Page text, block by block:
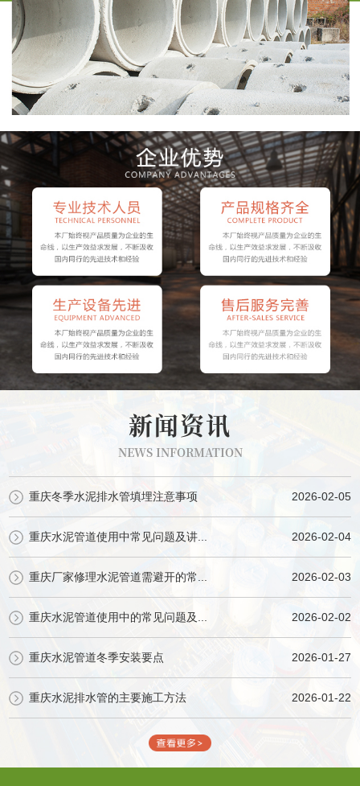
新闻资讯
NEWS INFORMATION
重庆冬季水泥排水管填埋注意事项 2026-02-05
重庆水泥管道使用中常见问题及讲... 2026-02-04
重庆厂家修理水泥管道需避开的常... 2026-02-03
重庆水泥管道使用中的常见问题及... 2026-02-02
重庆水泥管道冬季安装要点 2026-01-27
重庆水泥排水管的主要施工方法 2026-01-22